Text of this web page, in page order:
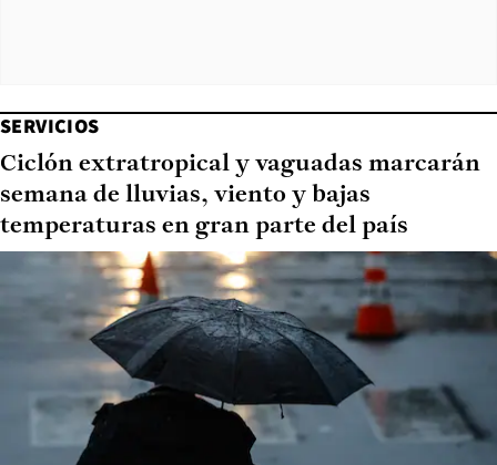
SERVICIOS
Ciclón extratropical y vaguadas marcarán
semana de lluvias, viento y bajas
temperaturas en gran parte del país